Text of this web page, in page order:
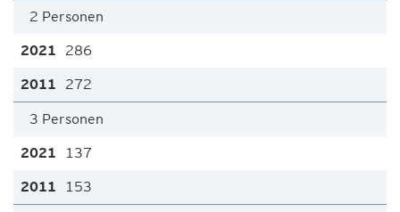
2 Personen
286
272
3 Personen
137
153